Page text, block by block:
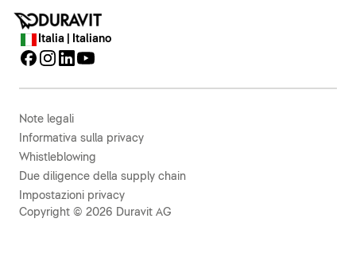
Italia | Italiano
Note legali
Informativa sulla privacy
Whistleblowing
Due diligence della supply chain
Impostazioni privacy
Copyright © 2026 Duravit AG